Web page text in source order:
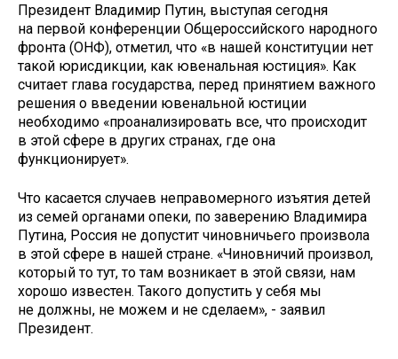
Президент Владимир Путин, выступая сегодня
на первой конференции Общероссийского народного
фронта (ОНФ), отметил, что «в нашей конституции нет
такой юрисдикции, как ювенальная юстиция». Как
считает глава государства, перед принятием важного
решения о введении ювенальной юстиции
необходимо «проанализировать все, что происходит
в этой сфере в других странах, где она
функционирует».
Что касается случаев неправомерного изъятия детей
из семей органами опеки, по заверению Владимира
Путина, Россия не допустит чиновничьего произвола
в этой сфере в нашей стране. «Чиновничий произвол,
который то тут, то там возникает в этой связи, нам
хорошо известен. Такого допустить у себя мы
не должны, не можем и не сделаем», - заявил
Президент.